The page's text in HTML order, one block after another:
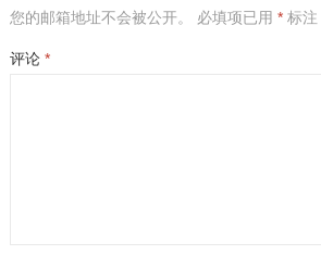
您的邮箱地址不会被公开。 必填项已用 *标注
评论 *